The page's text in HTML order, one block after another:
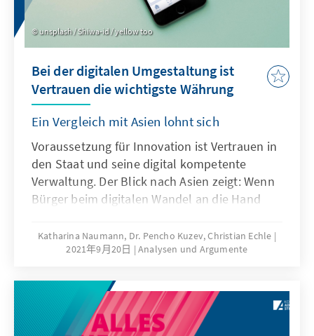
unmittelbarer Nachbarschaft sind jedoch
schon heute wirtschaftlich und politisch von
beiden Großmächten abhängig und von deren
unsplash / Shiwa-id / yellow too
Bei der digitalen Umgestaltung ist
Vertrauen die wichtigste Währung
Ein Vergleich mit Asien lohnt sich
Voraussetzung für Innovation ist Vertrauen in
den Staat und seine digital kompetente
Verwaltung. Der Blick nach Asien zeigt: Wenn
Bürger beim digitalen Wandel an die Hand
Verwaltungs- und Dienstleistungsplattformen
zur Verfügung stehen, ist der Grundstein für
entscheidende Rolle spielen die Einbindung
von Zivilgesellschaft und Wirtschaft und die
Nutzung von Open Data.
Katharina Naumann, Dr. Pencho Kuzev, Christian Echle
2021年9月20日
Analysen und Argumente